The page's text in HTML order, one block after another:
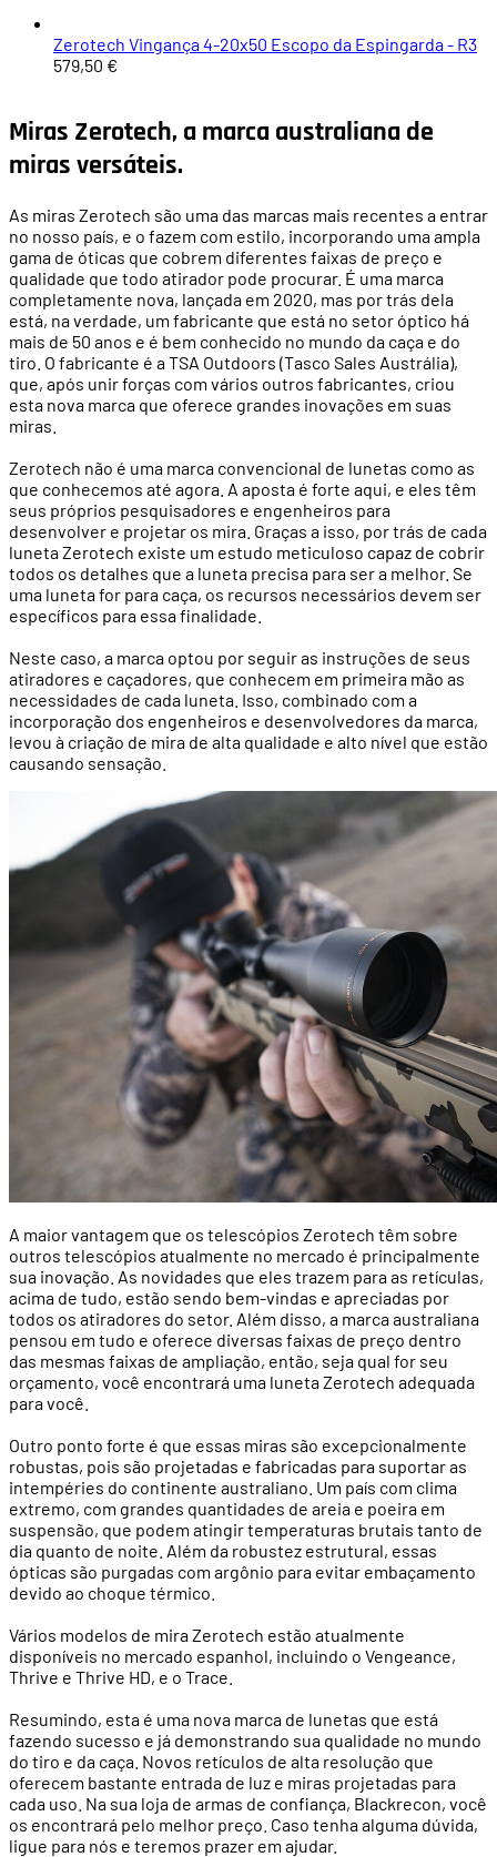
Zerotech Vingança 4-20x50 Escopo da Espingarda - R3
579,50 €
Miras Zerotech, a marca australiana de
miras versáteis.
As miras Zerotech são uma das marcas mais recentes a entrar
no nosso país, e o fazem com estilo, incorporando uma ampla
gama de óticas que cobrem diferentes faixas de preço e
qualidade que todo atirador pode procurar. É uma marca
completamente nova, lançada em 2020, mas por trás dela
está, na verdade, um fabricante que está no setor óptico há
mais de 50 anos e é bem conhecido no mundo da caça e do
tiro. O fabricante é a TSA Outdoors (Tasco Sales Austrália),
que, após unir forças com vários outros fabricantes, criou
esta nova marca que oferece grandes inovações em suas
miras.
Zerotech não é uma marca convencional de lunetas como as
que conhecemos até agora. A aposta é forte aqui, e eles têm
seus próprios pesquisadores e engenheiros para
desenvolver e projetar os mira. Graças a isso, por trás de cada
luneta Zerotech existe um estudo meticuloso capaz de cobrir
todos os detalhes que a luneta precisa para ser a melhor. Se
uma luneta for para caça, os recursos necessários devem ser
específicos para essa finalidade.
Neste caso, a marca optou por seguir as instruções de seus
atiradores e caçadores, que conhecem em primeira mão as
necessidades de cada luneta. Isso, combinado com a
incorporação dos engenheiros e desenvolvedores da marca,
levou à criação de mira de alta qualidade e alto nível que estão
causando sensação.
A maior vantagem que os telescópios Zerotech têm sobre
outros telescópios atualmente no mercado é principalmente
sua inovação. As novidades que eles trazem para as retículas,
acima de tudo, estão sendo bem-vindas e apreciadas por
todos os atiradores do setor. Além disso, a marca australiana
pensou em tudo e oferece diversas faixas de preço dentro
das mesmas faixas de ampliação, então, seja qual for seu
orçamento, você encontrará uma luneta Zerotech adequada
para você.
Outro ponto forte é que essas miras são excepcionalmente
robustas, pois são projetadas e fabricadas para suportar as
intempéries do continente australiano. Um país com clima
extremo, com grandes quantidades de areia e poeira em
suspensão, que podem atingir temperaturas brutais tanto de
dia quanto de noite. Além da robustez estrutural, essas
ópticas são purgadas com argônio para evitar embaçamento
devido ao choque térmico.
Vários modelos de mira Zerotech estão atualmente
disponíveis no mercado espanhol, incluindo o Vengeance,
Thrive e Thrive HD, e o Trace.
Resumindo, esta é uma nova marca de lunetas que está
fazendo sucesso e já demonstrando sua qualidade no mundo
do tiro e da caça. Novos retículos de alta resolução que
oferecem bastante entrada de luz e miras projetadas para
cada uso. Na sua loja de armas de confiança, Blackrecon, você
os encontrará pelo melhor preço. Caso tenha alguma dúvida,
ligue para nós e teremos prazer em ajudar.